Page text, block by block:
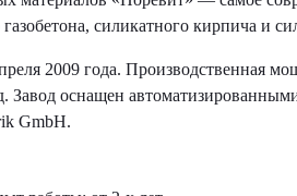
газобетона, силикатного кирпича и
2009 года. Производственная
Завод оснащен
GmbH.